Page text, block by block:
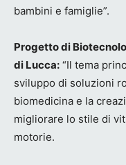
bambini e famiglie”.
Progetto di
di Lucca: “Il tema
sviluppo di soluzioni
biomedicina e la
migliorare lo stile di
motorie.